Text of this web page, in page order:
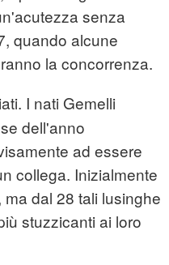
senza
quando alcune
la concorrenza.
I nati Gemelli
dell'anno
ad essere
collega. Inizialmente
dal 28 tali lusinghe
stuzzicanti ai loro